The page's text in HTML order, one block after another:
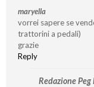
maryella
vorrei sapere se
trattorini a pedali)
grazie
Reply
Redazione Peg